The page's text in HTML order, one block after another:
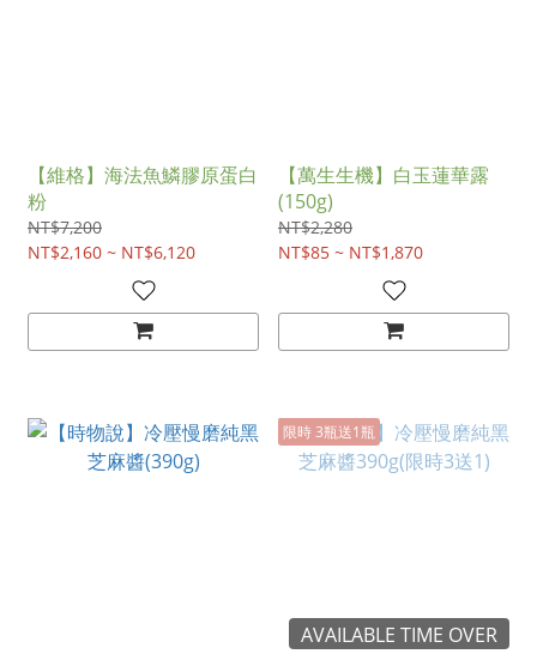
【維格】海法魚鱗膠原蛋白
粉
NT$7,200
NT$2,160 ~ NT$6,120
【萬生生機】白玉蓮華露
(150g)
NT$2,280
NT$85 ~ NT$1,870
限時 3瓶送1瓶
AVAILABLE TIME OVER